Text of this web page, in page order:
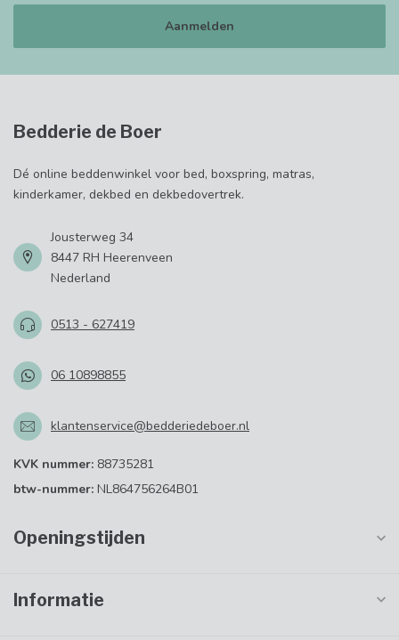
Aanmelden
Bedderie de Boer
Dé online beddenwinkel voor bed, boxspring, matras,
kinderkamer, dekbed en dekbedovertrek.
Jousterweg 34
8447 RH Heerenveen
Nederland
0513 - 627419
06 10898855
klantenservice@bedderiedeboer.nl
KVK nummer: 88735281
btw-nummer: NL864756264B01
Openingstijden
Informatie